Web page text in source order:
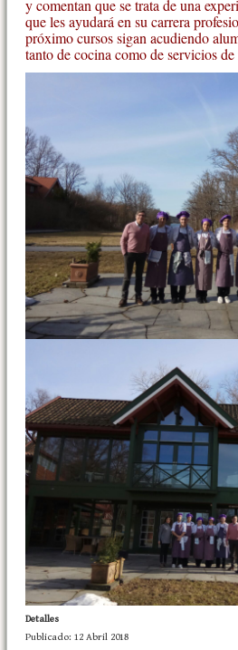
y comentan que se trata de una
que les ayudará en su carrera
próximo cursos sigan acudiendo
tanto de cocina como de servicios de
Detalles
Publicado: 12 Abril 2018